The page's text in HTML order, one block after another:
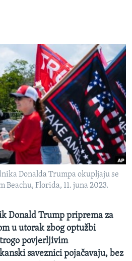
Donalda Trumpa okupljaju se
Florida, 11. juna 2023.
Donald Trump priprema za
u utorak zbog optužbi
povjerljivim
saveznici pojačavaju, bez